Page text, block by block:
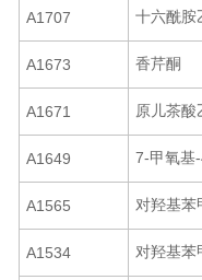
A1707 十六酰胺
A1673 香芹酮
A1671 原儿茶酸
A1649 7-甲氧基
A1565 对羟基苯
A1534 对羟基苯